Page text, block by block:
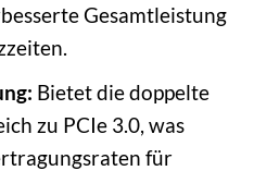
Gesamtleistung
Bietet die doppelte
zu PCIe 3.0, was
für